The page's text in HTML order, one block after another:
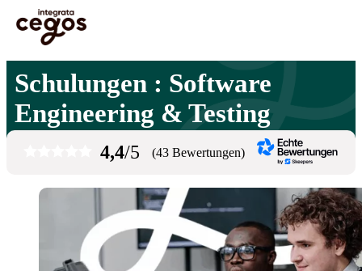
Skip to main content
Sie sind hier:Startseite
>Software Engineering & Testing
Schulungen : Software
Engineering & Testing
4,4/5 (43 Bewertungen)